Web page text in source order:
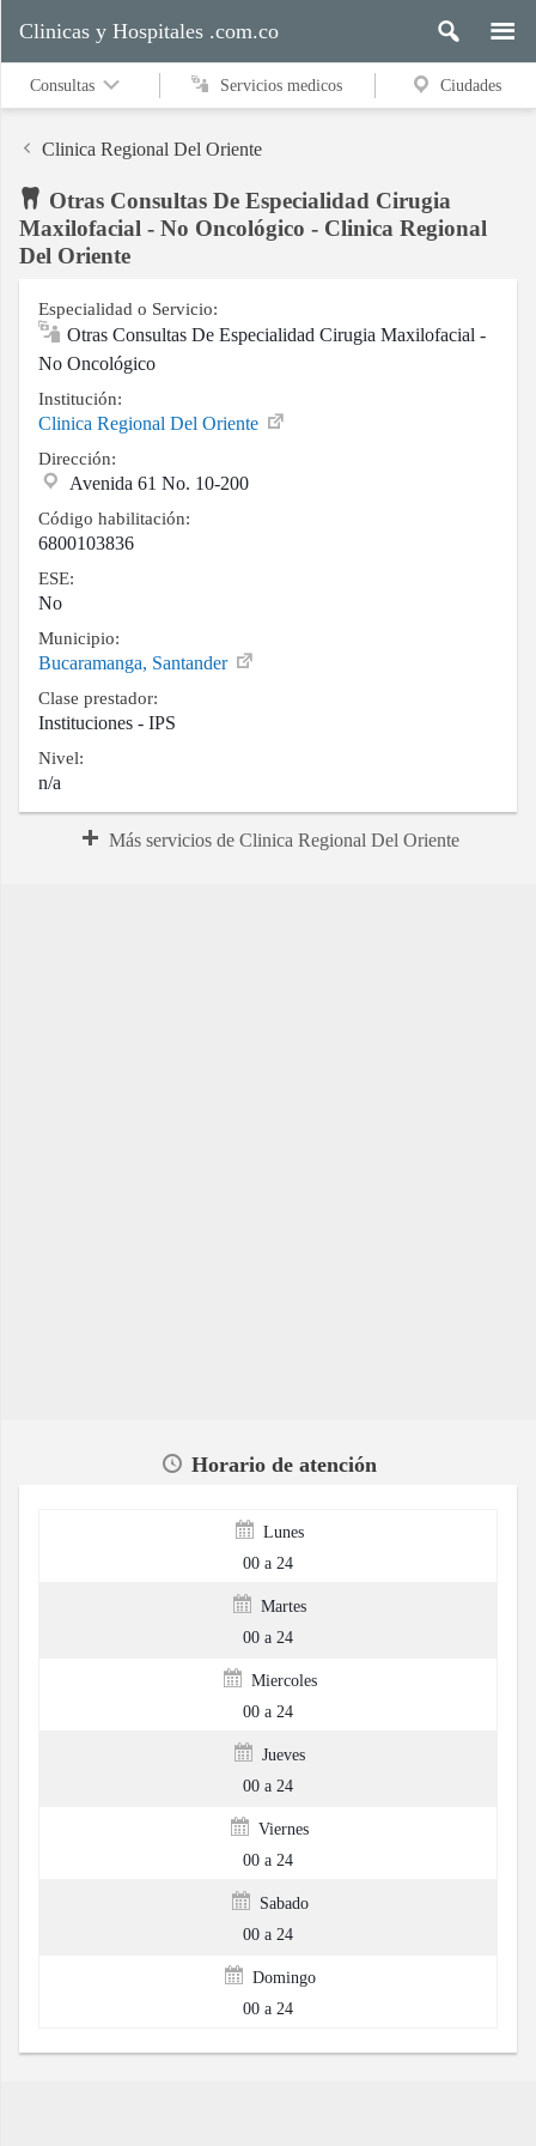
Servicios
medicos
Ciudades
Buscar
Contacto
Clinicas y Hospitales .com.co
Consultas Servicios medicos Ciudades
Clinica Regional Del Oriente
Otras Consultas De Especialidad Cirugia
Maxilofacial - No Oncológico - Clinica Regional
Del Oriente
Especialidad o Servicio:
Otras Consultas De Especialidad Cirugia Maxilofacial -
No Oncológico
Institución:
Clinica Regional Del Oriente
Dirección:
Avenida 61 No. 10-200
Código habilitación:
6800103836
ESE:
No
Municipio:
Bucaramanga, Santander
Clase prestador:
Instituciones - IPS
Nivel:
n/a
Más servicios de Clinica Regional Del Oriente
Horario de atención
Lunes
00 a 24
Martes
00 a 24
Miercoles
00 a 24
Jueves
00 a 24
Viernes
00 a 24
Sabado
00 a 24
Domingo
00 a 24